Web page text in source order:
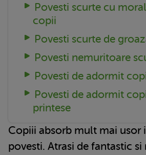
Povesti scurte cu
copii
Povesti scurte de
Povesti nemuritoare
Povesti de adormit
Povesti de adormit
printese
Copiii absorb mult mai usor
povesti. Atrasi de fantastic